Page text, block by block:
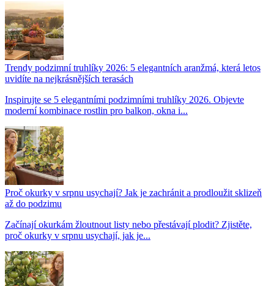
Trendy podzimní truhlíky 2026: 5 elegantních aranžmá, která letos
uvidíte na nejkrásnějších terasách
Inspirujte se 5 elegantními podzimními truhlíky 2026. Objevte
moderní kombinace rostlin pro balkon, okna i...
Proč okurky v srpnu usychají? Jak je zachránit a prodloužit sklizeň
až do podzimu
Začínají okurkám žloutnout listy nebo přestávají plodit? Zjistěte,
proč okurky v srpnu usychají, jak je...